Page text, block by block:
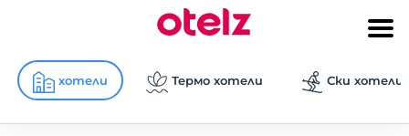
хотели Термо хотели Ски хотели